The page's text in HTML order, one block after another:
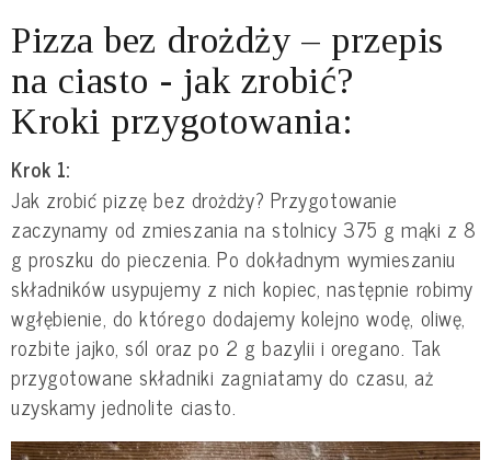
Pizza bez drożdży – przepis
na ciasto - jak zrobić?
Kroki przygotowania:
Krok 1:
Jak zrobić pizzę bez drożdży? Przygotowanie
zaczynamy od zmieszania na stolnicy 375 g mąki z 8
g proszku do pieczenia. Po dokładnym wymieszaniu
składników usypujemy z nich kopiec, następnie robimy
wgłębienie, do którego dodajemy kolejno wodę, oliwę,
rozbite jajko, sól oraz po 2 g bazylii i oregano. Tak
przygotowane składniki zagniatamy do czasu, aż
uzyskamy jednolite ciasto.